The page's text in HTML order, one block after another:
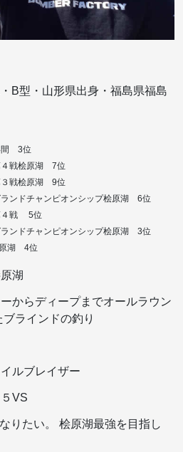
B型・山形県出身・福島県福島
間 3位
４戦桧原湖 7位
３戦桧原湖 9位
ンドチャンピオンシップ桧原湖 6位
４戦 5位
ンドチャンピオンシップ桧原湖 3位
湖 4位
湖
からディープまでオールラウン
ラインドの釣り
ルブレイザー
VS
りたい。 桧原湖最強を目指し